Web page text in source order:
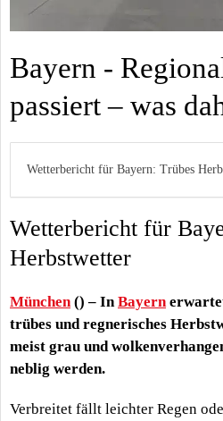
Bayern -
passiert – was
Wetterbericht für Bayern: Trübes
Wetterbericht für
Herbstwetter
München () – In Bayern
trübes und regnerisches
meist grau und
neblig werden.
Verbreitet fällt leichter Regen